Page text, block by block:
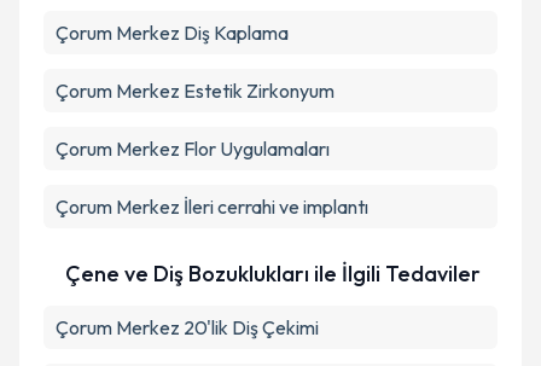
Çorum Merkez Diş Kaplama
Çorum Merkez Estetik Zirkonyum
Çorum Merkez Flor Uygulamaları
Çorum Merkez İleri cerrahi ve implantı
Çene ve Diş Bozuklukları ile İlgili Tedaviler
Çorum Merkez 20'lik Diş Çekimi